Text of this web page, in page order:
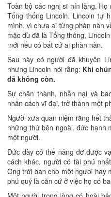
Toàn bộ các nghị sĩ nín lặng.
Tổng thống Lincoln. Lincoln tự
mình, vì chưa ai từng phàn nàn
mặc dù đã là Tổng thống,
mới nếu có bất cứ ai phàn nàn.
Sau này có người đã khuyên
nhưng Lincoln nói rằng: Khi
đã không còn.
Sự chân thành, nhẫn nại và
nhân cách vĩ đại, trở thành một
Người xưa quan niệm rằng hết
những thứ bên ngoài, đức hạnh
một người.
Đức dày có thể nâng đỡ được
cách khác, người có tài phú
Ông trời ban cho một người hay
phú quý là căn cứ ở việc họ có